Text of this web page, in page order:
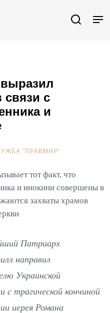
связи с
и
"ПРАВМИР"
тот факт, что
и инокини совершены в
захваты храмов
Патриарх
направил
Украинской
с трагической кончиной
иерея Романа